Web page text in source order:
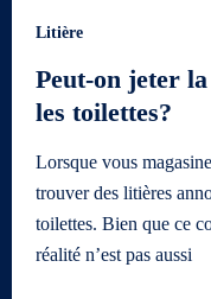
Litière
Peut-on jeter
les toilettes?
Lorsque vous
trouver des litières
toilettes. Bien que ce
réalité n’est pas aussi